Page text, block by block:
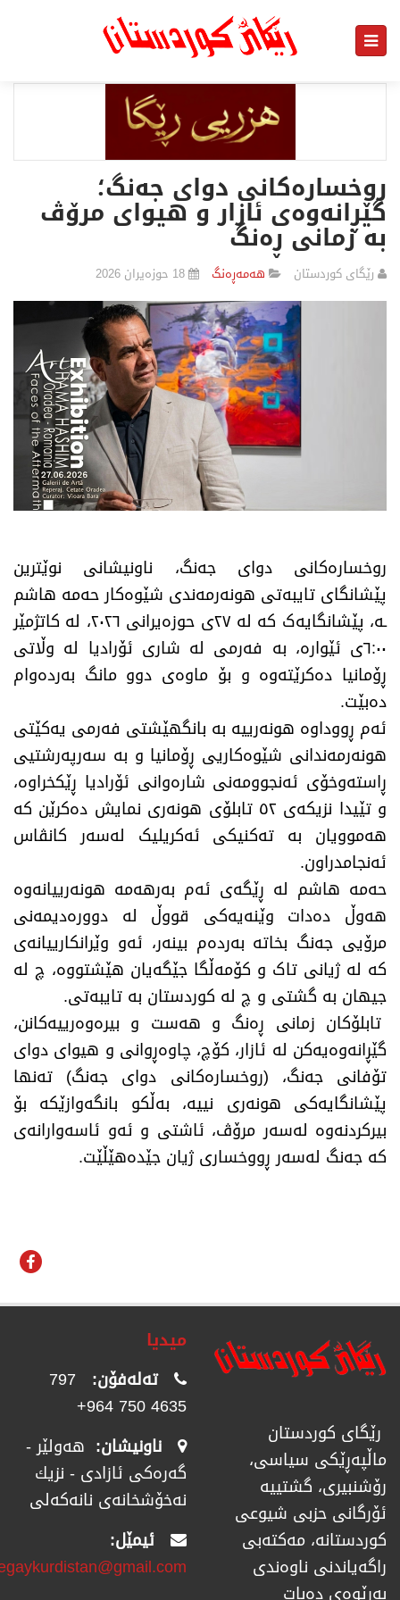
روخسارەکانی دوای جەنگ؛
گێڕانەوەی ئازار و هیوای مرۆڤ
بە زمانی ڕەنگ
رێگای كوردستان هەمەڕەنگ 18 حوزەیران 2026
روخسارەکانی دوای جەنگ، ناونیشانی نوێترین
پێشانگای تایبەتی هونەرمەندی شێوەکار حەمە هاشم
ـە، پێشانگایەک کە لە ٢٧ی حوزەیرانی ٢٠٢٦، لە کاتژمێر
٦:٠٠ی ئێوارە، بە فەرمی لە شاری ئۆرادیا لە وڵاتی
ڕۆمانیا دەکرێتەوە و بۆ ماوەی دوو مانگ بەردەوام
دەبێت.
ئەم ڕووداوە هونەرییە بە بانگهێشتی فەرمی یەکێتی
هونەرمەندانی شێوەکاریی ڕۆمانیا و بە سەرپەرشتیی
ڕاستەوخۆی ئەنجوومەنی شارەوانی ئۆرادیا ڕێکخراوە،
و تێیدا نزیکەی ٥٢ تابلۆی هونەری نمایش دەکرێن کە
هەموویان بە تەکنیکی ئەکریلیک لەسەر کانڤاس
ئەنجامدراون.
حەمە هاشم لە ڕێگەی ئەم بەرهەمە هونەرییانەوە
هەوڵ دەدات وێنەیەکی قووڵ لە دوورەدیمەنی
مرۆیی جەنگ بخاتە بەردەم بینەر، ئەو وێرانکارییانەی
کە لە ژیانی تاک و کۆمەڵگا جێگەیان هێشتووە، چ لە
جیهان بە گشتی و چ لە کوردستان بە تایبەتی.
تابلۆکان زمانی ڕەنگ و هەست و بیرەوەرییەکانن،
گێڕانەوەیەکن لە ئازار، کۆچ، چاوەڕوانی و هیوای دوای
تۆفانی جەنگ، (روخسارەکانی دوای جەنگ) تەنها
پێشانگایەکی هونەری نییە، بەڵکو بانگەوازێکە بۆ
بیرکردنەوە لەسەر مرۆڤ، ئاشتی و ئەو ئاسەوارانەی
کە جەنگ لەسەر ڕووخساری ژیان جێدەهێڵێت.
رێگای كوردستان
ماڵپەڕێكی سیاسی،
رۆشنبیری، گشتییە
ئۆرگانی حزبی شیوعی
كوردستانە، مەكتەبی
راگەیاندنی ناوەندی
میدیا
تەلەفۆن: 797
4635 750 964+
ناونیشان: هەولێر -
گەرەکی ئازادی - نزیك
نەخۆشخانەی نانەکەلی
ئیمێل: